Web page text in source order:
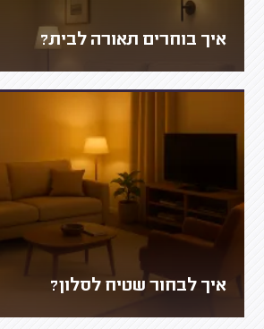
איך בוחרים תאורה לבית?
איך לבחור שטיח לסלון?